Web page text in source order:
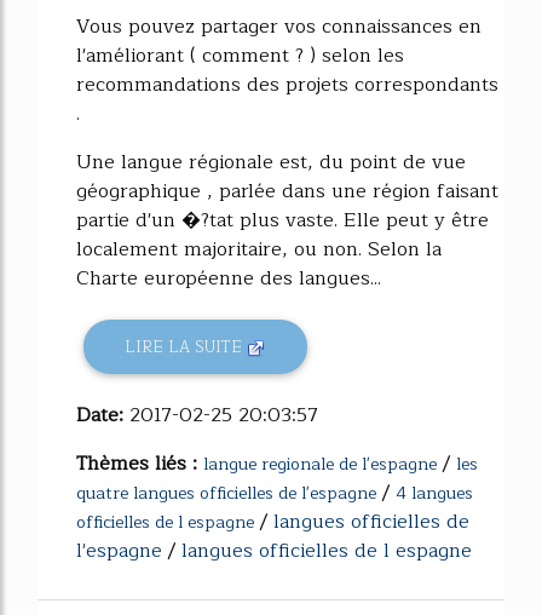
Vous pouvez partager vos connaissances en
l'améliorant ( comment ? ) selon les
recommandations des projets correspondants
.
Une langue régionale est, du point de vue
géographique , parlée dans une région faisant
partie d'un �?tat plus vaste. Elle peut y être
localement majoritaire, ou non. Selon la
Charte européenne des langues...
LIRE LA SUITE
Date: 2017-02-25 20:03:57
Thèmes liés : langue regionale de l'espagne/ les
quatre langues officielles de l'espagne/ 4 langues
officielles de l espagne/langues officielles de
l'espagne/langues officielles de l espagne